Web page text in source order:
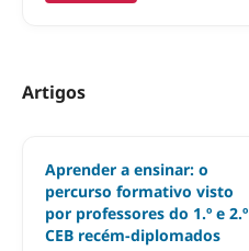
Artigos
Aprender a ensinar: o
percurso formativo visto
por professores do 1.º e 2.º
CEB recém-diplomados